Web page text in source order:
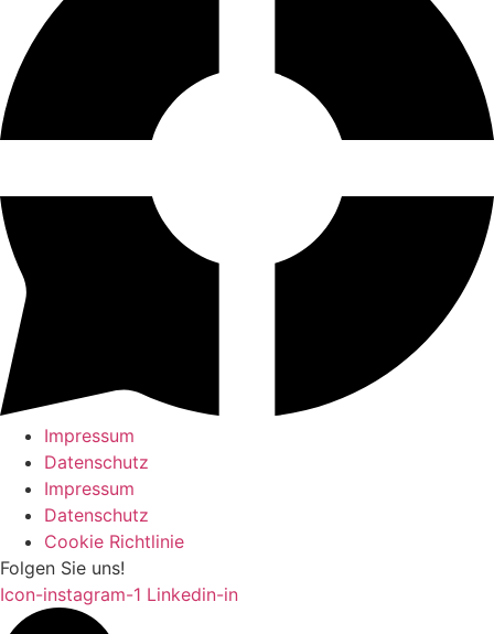
Impressum
Datenschutz
Impressum
Datenschutz
Cookie Richtlinie
Folgen Sie uns!
Icon-instagram-1 Linkedin-in